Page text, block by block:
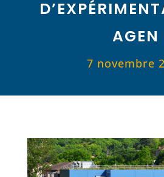
AGEN
7 novembre